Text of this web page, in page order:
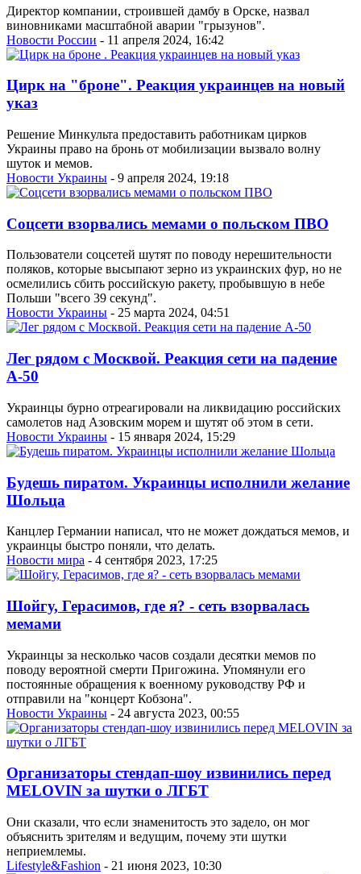
Директор компании, строившей дамбу в Орске, назвал
виновниками масштабной аварии "грызунов".
Новости России - 11 апреля 2024, 16:42
Цирк на "броне". Реакция украинцев на новый
указ
Решение Минкульта предоставить работникам цирков
Украины право на бронь от мобилизации вызвало волну
шуток и мемов.
Новости Украины - 9 апреля 2024, 19:18
Соцсети взорвались мемами о польском ПВО
Пользователи соцсетей шутят по поводу нерешительности
поляков, которые высыпают зерно из украинских фур, но не
осмелились сбить российскую ракету, пробывшую в небе
Польши "всего 39 секунд".
Новости Украины - 25 марта 2024, 04:51
Лег рядом с Москвой. Реакция сети на падение
А-50
Украинцы бурно отреагировали на ликвидацию российских
самолетов над Азовским морем и шутят об этом в сети.
Новости Украины - 15 января 2024, 15:29
Будешь пиратом. Украинцы исполнили желание
Шольца
Канцлер Германии написал, что не может дождаться мемов, и
украинцы быстро поняли, что делать.
Новости мира - 4 сентября 2023, 17:25
Шойгу, Герасимов, где я? - сеть взорвалась
мемами
Украинцы за несколько часов создали десятки мемов по
поводу вероятной смерти Пригожина. Упомянули его
постоянные обращения к военному руководству РФ и
отправили на "концерт Кобзона".
Новости Украины - 24 августа 2023, 00:55
Организаторы стендап-шоу извинились перед
MELOVIN за шутки о ЛГБТ
Они сказали, что если знаменитость это задело, он мог
объяснить зрителям и ведущим, почему эти шутки
неприемлемы.
Lifestyle&Fashion - 21 июня 2023, 10:30